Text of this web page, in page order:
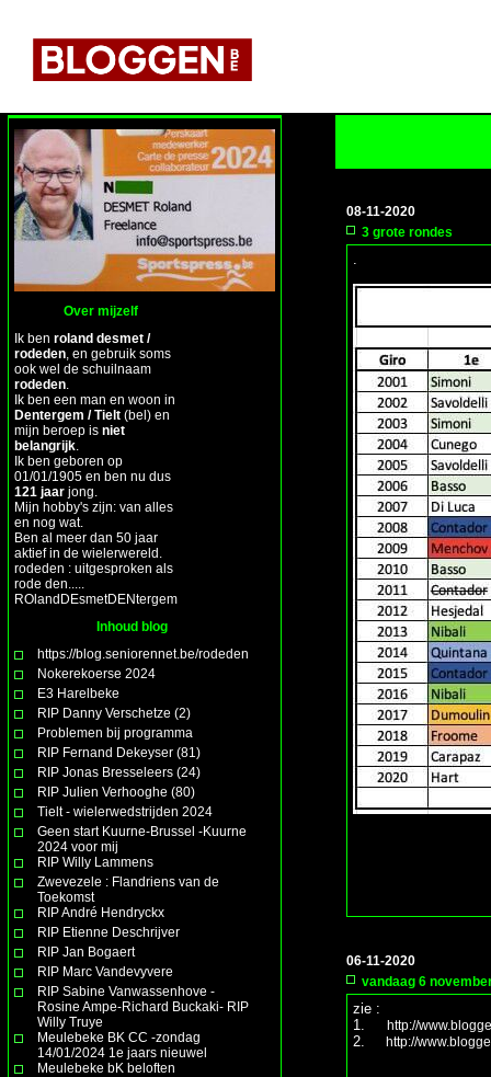
Over mijzelf
Ik ben roland desmet /
rodeden , en gebruik soms
ook wel de schuilnaam
rodeden
Ik ben een man en woon in
Dentergem / Tielt (bel) en
mijn beroep is niet
belangrijk
Ik ben geboren op
01/01/1905 en ben nu dus
121 jaar jong.
Mijn hobby's zijn: van alles
en nog wat.
Ben al meer dan 50 jaar
aktief in de wielerwereld.
rodeden : uitgesproken als
rode den.....
ROlandDEsmetDENtergem
Inhoud blog
https://blog.seniorennet.be/rodeden
Nokerekoerse 2024
E3 Harelbeke
RIP Danny Verschetze (2)
Problemen bij programma
RIP Fernand Dekeyser (81)
RIP Jonas Bresseleers (24)
RIP Julien Verhooghe (80)
Tielt - wielerwedstrijden 2024
Geen start Kuurne-Brussel -Kuurne
2024 voor mij
RIP Willy Lammens
Zwevezele : Flandriens van de
Toekomst
RIP André Hendryckx
RIP Etienne Deschrijver
RIP Jan Bogaert
RIP Marc Vandevyvere
RIP Sabine Vanwassenhove -
Rosine Ampe-Richard Buckaki- RIP
Willy Truye
Meulebeke BK CC -zondag
14/01/2024 1e jaars nieuwel
Meulebeke bK beloften
08-11-2020
3 grote rondes
06-11-2020
vandaag 6
zie :
1. http://
2. http://